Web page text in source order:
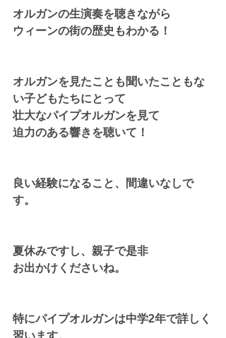
オルガンの生演奏を聴きながら
ウィーンの街の歴史もわかる！
オルガンを見たことも聞いたこともな
い子どもたちにとって
壮大なパイプオルガンを見て
迫力のある響きを聴いて！
良い経験になること、間違いなしで
す。
夏休みですし、親子で是非
お出かけくださいね。
特にパイプオルガンは中学2年で詳しく
習います。